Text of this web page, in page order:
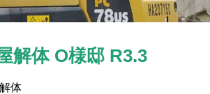
解体 O様邸 R3.3
体